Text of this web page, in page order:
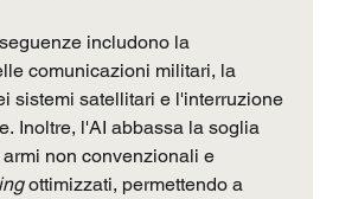
includono la
comunicazioni militari, la
sistemi satellitari e l'interruzione
Inoltre, l'AI abbassa la soglia
non convenzionali e
ottimizzati, permettendo a